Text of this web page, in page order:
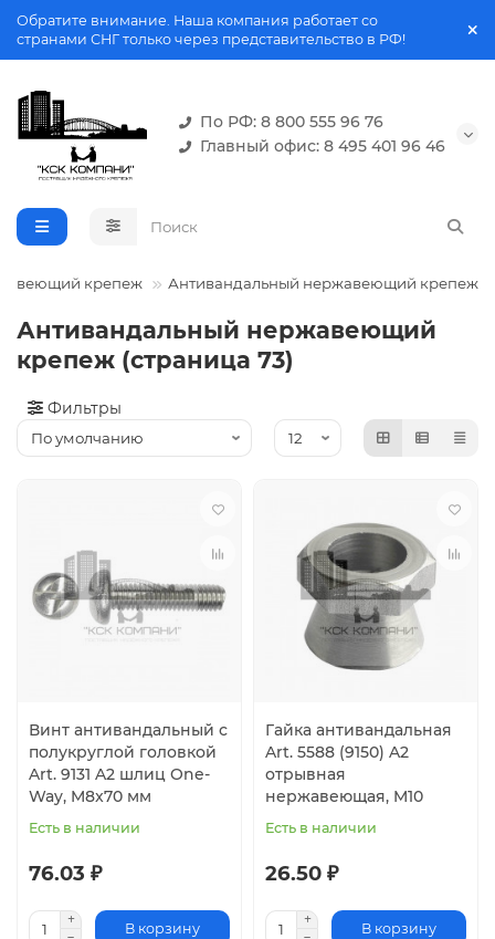
Обратите внимание. Наша компания работает со
странами СНГ только через представительство в РФ!
По РФ: 8 800 555 96 76
Главный офис: 8 495 401 96 46
крепеж Антивандальный нержавеющий крепеж
Антивандальный нержавеющий
крепеж (страница 73)
Фильтры
Винт антивандальный с
полукруглой головкой
Art. 9131 A2 шлиц One-
Way, M8x70 мм
Есть в наличии
76.03 ₽
В корзину
Гайка антивандальная
Art. 5588 (9150) A2
отрывная
нержавеющая, M10
Есть в наличии
26.50 ₽
В корзину